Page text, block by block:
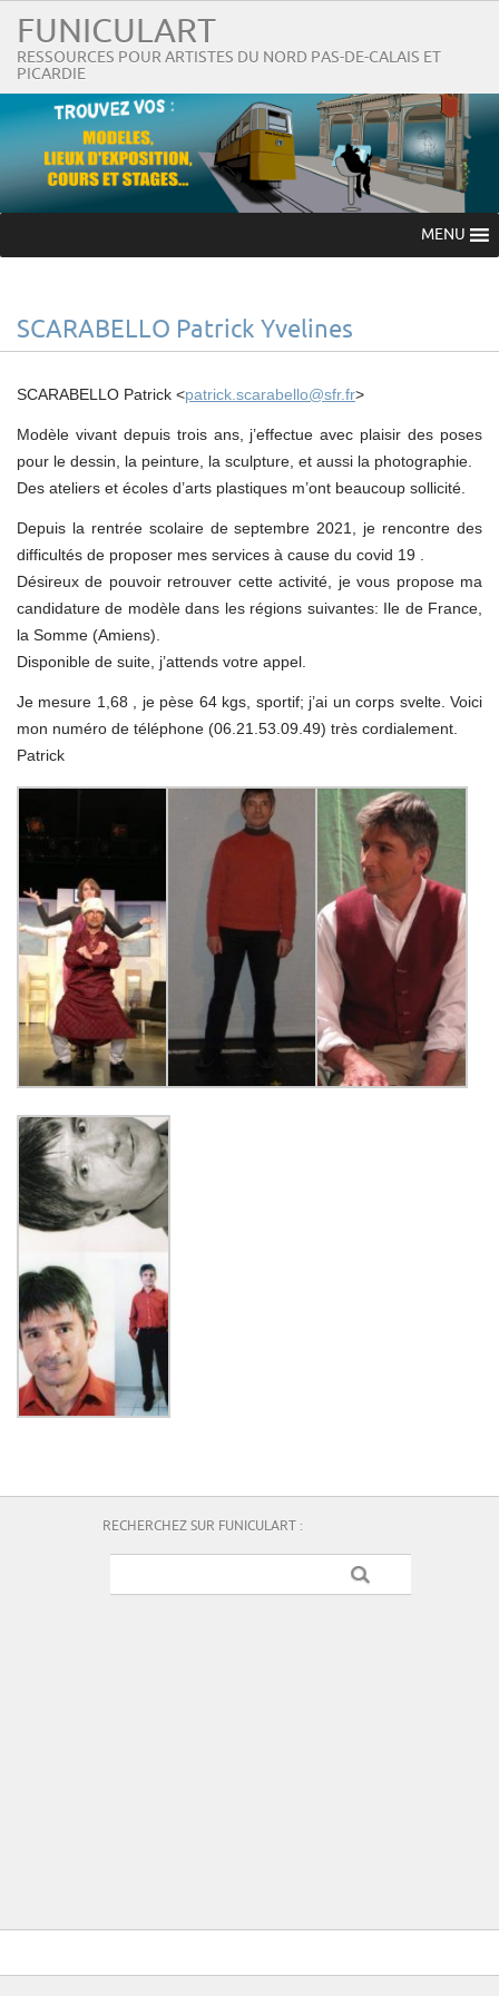
FUNICULART
RESSOURCES POUR ARTISTES DU NORD PAS-DE-CALAIS ET
PICARDIE
MENU
SCARABELLO Patrick Yvelines
SCARABELLO Patrick <patrick.scarabello@sfr.fr>
Modèle vivant depuis trois ans, j’effectue avec plaisir des poses
pour le dessin, la peinture, la sculpture, et aussi la photographie.
Des ateliers et écoles d’arts plastiques m’ont beaucoup sollicité.
Depuis la rentrée scolaire de septembre 2021, je rencontre des
difficultés de proposer mes services à cause du covid 19 .
Désireux de pouvoir retrouver cette activité, je vous propose ma
candidature de modèle dans les régions suivantes: Ile de France,
la Somme (Amiens).
Disponible de suite, j’attends votre appel.
Je mesure 1,68 , je pèse 64 kgs, sportif; j’ai un corps svelte. Voici
mon numéro de téléphone (06.21.53.09.49) très cordialement.
Patrick
RECHERCHEZ SUR FUNICULART :